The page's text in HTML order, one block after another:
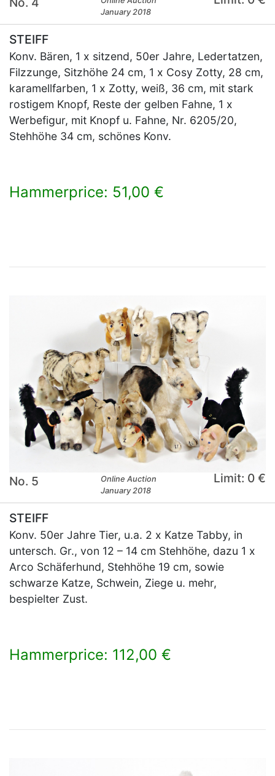
January 2018
STEIFF
Konv. Bären, 1 x sitzend, 50er Jahre, Ledertatzen,
Filzzunge, Sitzhöhe 24 cm, 1 x Cosy Zotty, 28 cm,
karamellfarben, 1 x Zotty, weiß, 36 cm, mit stark
rostigem Knopf, Reste der gelben Fahne, 1 x
Werbefigur, mit Knopf u. Fahne, Nr. 6205/20,
Stehhöhe 34 cm, schönes Konv.
Hammerprice: 51,00 €
No. 5
Online Auction
January 2018
Limit: 0 €
STEIFF
Konv. 50er Jahre Tier, u.a. 2 x Katze Tabby, in
untersch. Gr., von 12 – 14 cm Stehhöhe, dazu 1 x
Arco Schäferhund, Stehhöhe 19 cm, sowie
schwarze Katze, Schwein, Ziege u. mehr,
bespielter Zust.
Hammerprice: 112,00 €